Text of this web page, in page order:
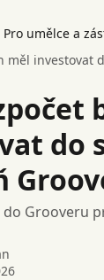
Pro umělce a
měl investovat
do
Grooveru